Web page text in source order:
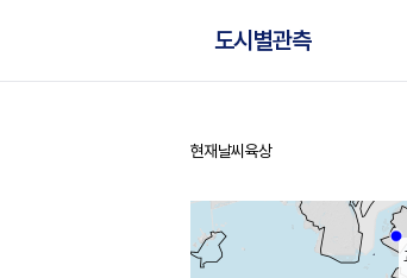
도시별관측
홈
현재날씨 육상